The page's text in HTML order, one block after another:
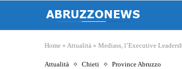
Home » Attualità » Mediass, l’Executive
Attualità Chieti Province Abruzzo